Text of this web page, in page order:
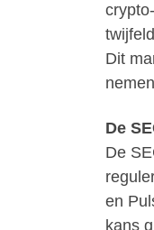
Dit
De
De
en
kans